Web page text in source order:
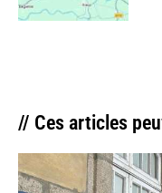
// Ces articles